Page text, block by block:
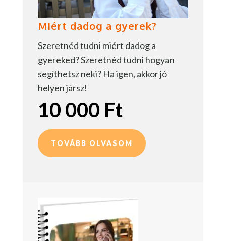
Miért dadog a gyerek?
Szeretnéd tudni miért dadog a
gyereked? Szeretnéd tudni hogyan
segíthetsz neki? Ha igen, akkor jó
helyen jársz!
10 000 Ft
TOVÁBB OLVASOM